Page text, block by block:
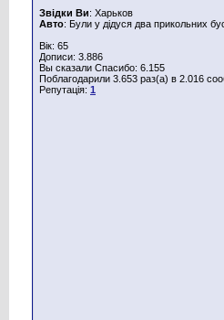
Звідки Ви: Харьков
Авто: Були у дідуся два прикольних
Вік: 65
Дописи: 3.886
Вы сказали Спасибо: 6.155
Поблагодарили 3.653 раз(а) в 2.016
Репутація: 1